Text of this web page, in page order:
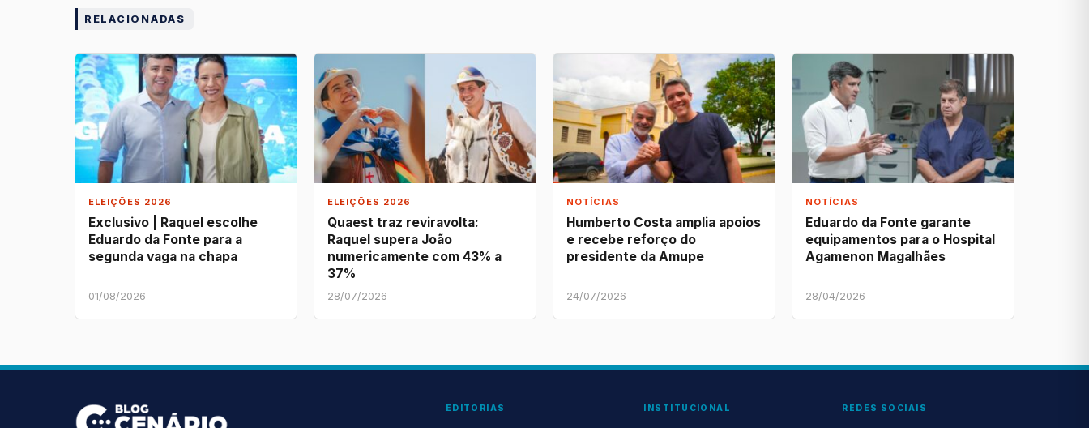
RELACIONADAS
ELEIÇÕES 2026
Exclusivo | Raquel escolhe
Eduardo da Fonte para a
segunda vaga na chapa
01/08/2026
ELEIÇÕES 2026
Quaest traz reviravolta:
Raquel supera João
numericamente com 43% a
37%
28/07/2026
NOTÍCIAS
Humberto Costa amplia apoios
e recebe reforço do
presidente da Amupe
24/07/2026
NOTÍCIAS
Eduardo da Fonte garante
equipamentos para o Hospital
Agamenon Magalhães
28/04/2026
EDITORIAS INSTITUCIONAL REDES SOCIAIS